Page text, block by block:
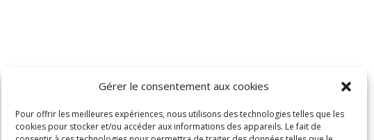
Gérer le consentement aux cookies
Pour offrir les meilleures expériences, nous utilisons des technologies telles que les
cookies pour stocker et/ou accéder aux informations des appareils. Le fait de